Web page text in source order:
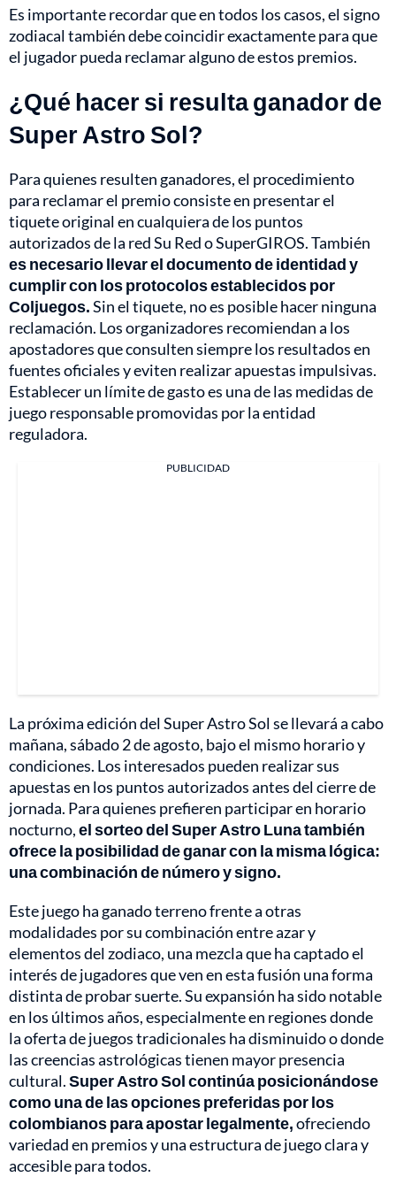
Es importante recordar que en todos los casos, el signo
zodiacal también debe coincidir exactamente para que
el jugador pueda reclamar alguno de estos premios.
¿Qué hacer si resulta ganador de
Super Astro Sol?
Para quienes resulten ganadores, el procedimiento
para reclamar el premio consiste en presentar el
tiquete original en cualquiera de los puntos
autorizados de la red Su Red o SuperGIROS. También
es necesario llevar el documento de identidad y
cumplir con los protocolos establecidos por
Coljuegos.Sin el tiquete, no es posible hacer ninguna
reclamación. Los organizadores recomiendan a los
apostadores que consulten siempre los resultados en
fuentes oficiales y eviten realizar apuestas impulsivas.
Establecer un límite de gasto es una de las medidas de
juego responsable promovidas por la entidad
reguladora.
PUBLICIDAD
La próxima edición del Super Astro Sol se llevará a cabo
mañana, sábado 2 de agosto, bajo el mismo horario y
condiciones. Los interesados pueden realizar sus
apuestas en los puntos autorizados antes del cierre de
jornada. Para quienes prefieren participar en horario
nocturno,el sorteo del Super Astro Luna también
ofrece la posibilidad de ganar con la misma lógica:
una combinación de número y signo.
Este juego ha ganado terreno frente a otras
modalidades por su combinación entre azar y
elementos del zodiaco, una mezcla que ha captado el
interés de jugadores que ven en esta fusión una forma
distinta de probar suerte. Su expansión ha sido notable
en los últimos años, especialmente en regiones donde
la oferta de juegos tradicionales ha disminuido o donde
las creencias astrológicas tienen mayor presencia
cultural.Super Astro Sol continúa posicionándose
como una de las opciones preferidas por los
colombianos para apostar legalmente,ofreciendo
variedad en premios y una estructura de juego clara y
accesible para todos.